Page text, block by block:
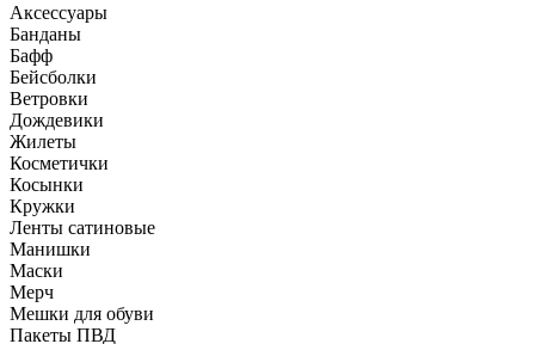
Аксессуары
Банданы
Бафф
Бейсболки
Ветровки
Дождевики
Жилеты
Косметички
Косынки
Кружки
Ленты сатиновые
Манишки
Маски
Мерч
Мешки для обуви
Пакеты ПВД